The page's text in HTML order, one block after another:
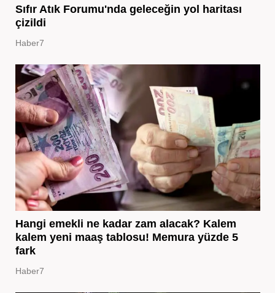
Sıfır Atık Forumu'nda geleceğin yol haritası
çizildi
Haber7
Hangi emekli ne kadar zam alacak? Kalem
kalem yeni maaş tablosu! Memura yüzde 5
fark
Haber7